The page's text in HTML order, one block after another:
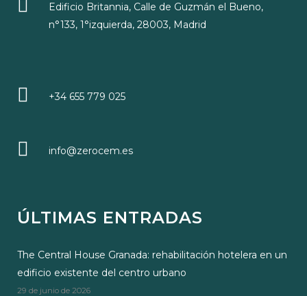
Edificio Britannia, Calle de Guzmán el Bueno,
n°133, 1°izquierda, 28003, Madrid
+34 655 779 025
info@zerocem.es
ÚLTIMAS ENTRADAS
The Central House Granada: rehabilitación hotelera en un
edificio existente del centro urbano
29 de junio de 2026